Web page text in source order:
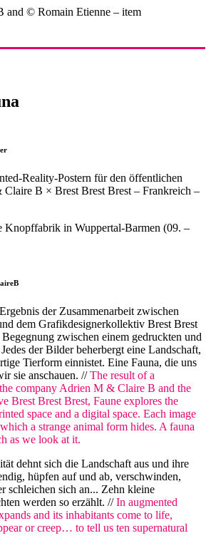
© Romain Etienne – item
Reality-Postern für den öffentlichen
B × Brest Brest Brest – Frankreich –
Knopffabrik in Wuppertal-Barmen (09. –
der Zusammenarbeit zwischen
dem Grafikdesignerkollektiv Brest Brest
zwischen einem gedruckten und
der Bilder beherbergt eine Landschaft,
Tierform einnistet. Eine Fauna, die uns
sie anschauen. //The result of a
company Adrien M & Claire B and the
Brest Brest Brest, Faune explores the
space and a digital space. Each image
a strange animal form hides. A fauna
as we look at it.
dehnt sich die Landschaft aus und ihre
hüpfen auf und ab, verschwinden,
schleichen sich an... Zehn kleine
werden so erzählt. //In augmented
and its inhabitants come to life,
or creep… to tell us ten supernatural